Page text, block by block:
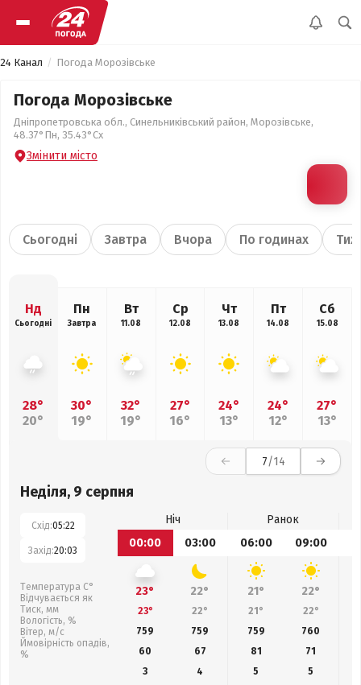
24 Канал Погода Морозівське
Погода Морозівське
Дніпропетровська обл., Синельниківський район, Морозівське,
48.37°Пн, 35.43°Сх
Змінити місто
Сьогодні Завтра Вчора По годинах
Нд
Сьогодні
28°
20°
Пн
Завтра
30°
19°
Вт
11.08
32°
19°
Ср
12.08
27°
16°
Чт
13.08
24°
13°
Пт
14.08
24°
12°
Сб
15.08
27°
13°
7/14
Неділя, 9 серпня
Схід:05:22
Захід:20:03
Температура С°
Відчувається як
Тиск, мм
Вологість, %
Вітер, м/с
Ймовірність опадів,
%
Ніч
Ранок
00:00
03:00 06:00 09:00
23° 22° 21° 22°
23° 22° 21° 22°
759
759 759 760
60
67 81 71
3
4 5
5